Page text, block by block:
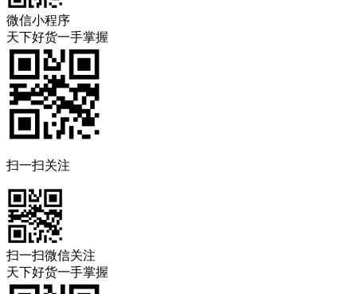
微信小程序
天下好货一手掌握
扫一扫关注
扫一扫微信关注
天下好货一手掌握